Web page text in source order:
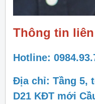
Thông tin
Hotline:
Địa chỉ: Tầng 5,
D21 KĐT mới